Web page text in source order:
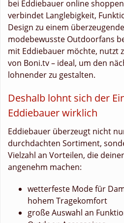
bei Eddiebauer online
verbindet Langlebigkeit,
Design zu einem
modebewusste Outdoorfans
mit Eddiebauer möchte, nutzt
von Boni.tv – ideal, um den
lohnender zu gestalten.
Deshalb lohnt sich der
Eddiebauer wirklich
Eddiebauer überzeugt nicht
durchdachten Sortiment,
Vielzahl an Vorteilen, die
angenehm machen:
wetterfeste Mode für
hohem Tragekomfort
große Auswahl an